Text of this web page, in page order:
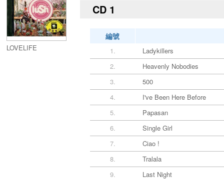
LOVELIFE
CD 1
編號
1.
Ladykillers
2.
Heavenly Nobodies
3.
500
4.
I've Been Here Before
5.
Papasan
6.
Single Girl
7.
Ciao !
8.
Tralala
9.
Last Night